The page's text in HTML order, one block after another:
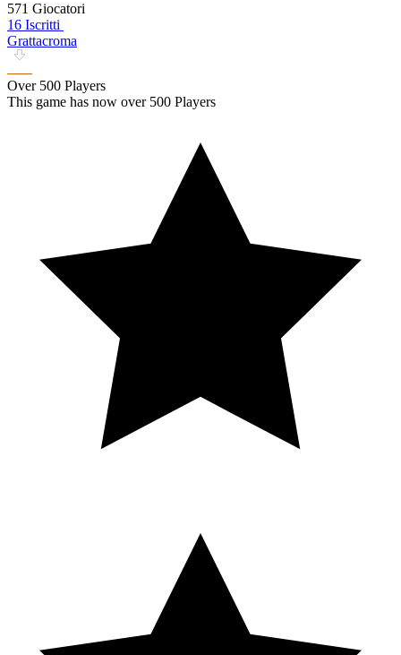
571 Giocatori
16 Iscritti
Grattacroma
Over 500 Players
This game has now over 500 Players